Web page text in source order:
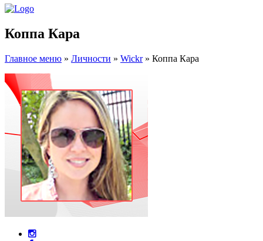
Коппа Кара
Главное меню » Личности » Wickr» Коппа Кара